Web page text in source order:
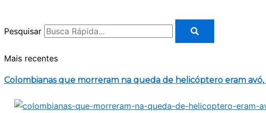
Pesquisar
Mais recentes
Colombianas que morreram na queda de helicóptero eram